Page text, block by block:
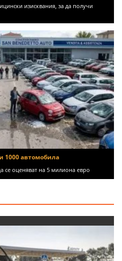
изисквания, за да получи
1000 автомобила
се оценяват на 5 милиона евро